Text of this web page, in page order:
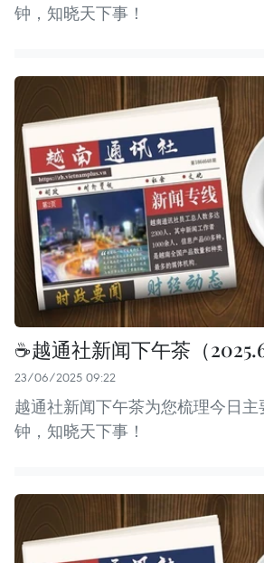
钟，知晓天下事！
☕️越通社新闻下午茶（
23/06/2025 09:22
越通社新闻下午茶为您梳理今日
钟，知晓天下事！